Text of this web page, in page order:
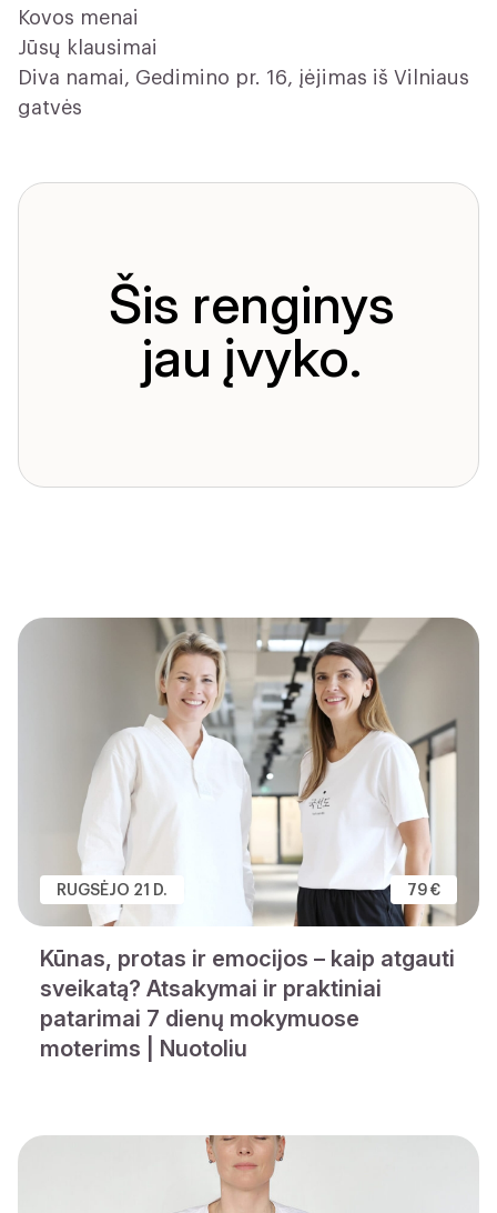
Kovos menai
Jūsų klausimai
Diva namai, Gedimino pr. 16, įėjimas iš Vilniaus
gatvės
Šis renginys
jau įvyko.
RUGSĖJO 21 D. 79 €
Kūnas, protas ir emocijos – kaip atgauti
sveikatą? Atsakymai ir praktiniai
patarimai 7 dienų mokymuose
moterims | Nuotoliu